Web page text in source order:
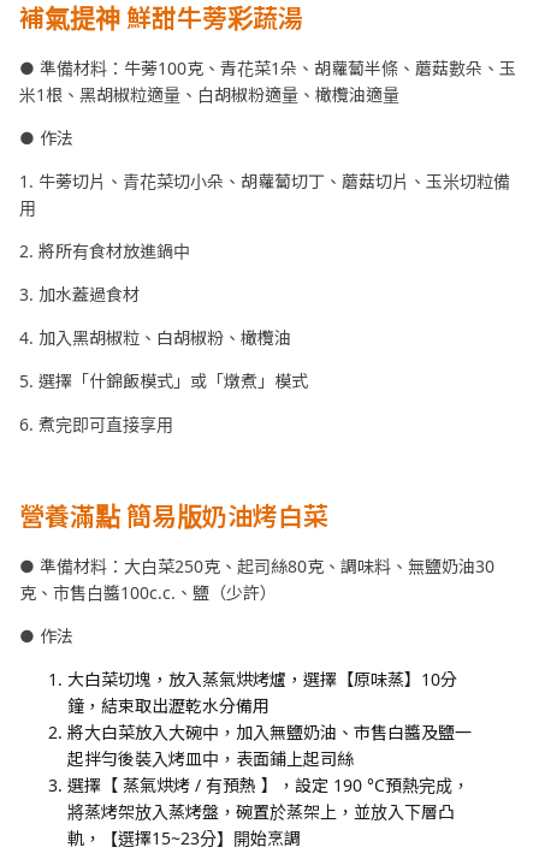
補氣提神 鮮甜牛蒡彩蔬湯
● 準備材料：牛蒡100克、青花菜1朵、胡蘿蔔半條、蘑菇數朵、玉
米1根、黑胡椒粒適量、白胡椒粉適量、橄欖油適量
● 作法
1. 牛蒡切片、青花菜切小朵、胡蘿蔔切丁、蘑菇切片、玉米切粒備
用
2. 將所有食材放進鍋中
3. 加水蓋過食材
4. 加入黑胡椒粒、白胡椒粉、橄欖油
5. 選擇「什錦飯模式」或「燉煮」模式
6. 煮完即可直接享用
營養滿點 簡易版奶油烤白菜
● 準備材料：大白菜250克、起司絲80克、調味料、無鹽奶油30
克、市售白醬100c.c.、鹽（少許）
● 作法
大白菜切塊，放入蒸氣烘烤爐，選擇【原味蒸】10分
鐘，結束取出瀝乾水分備用
將大白菜放入大碗中，加入無鹽奶油、市售白醬及鹽一
起拌勻後裝入烤皿中，表面鋪上起司絲
選擇【 蒸氣烘烤 / 有預熱 】，設定 190 °C預熱完成，
將蒸烤架放入蒸烤盤，碗置於蒸架上，並放入下層凸
軌，【選擇15~23分】開始烹調